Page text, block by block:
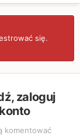
się.
zaloguj
komentować